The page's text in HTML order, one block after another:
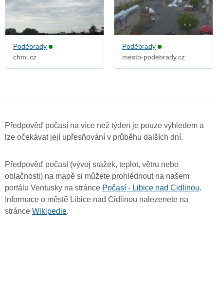
Poděbrady
chmi.cz
Poděbrady
mesto-podebrady.cz
Předpověď počasí na více než týden je pouze výhledem a
lze očekávat její upřesňování v průběhu dalších dní.
Předpověď počasí (vývoj srážek, teplot, větru nebo
oblačnosti) na mapě si můžete prohlédnout na našem
portálu Ventusky na stránce Počasí - Libice nad Cidlinou.
Informace o městě Libice nad Cidlinou nalezenete na
stránce Wikipedie.